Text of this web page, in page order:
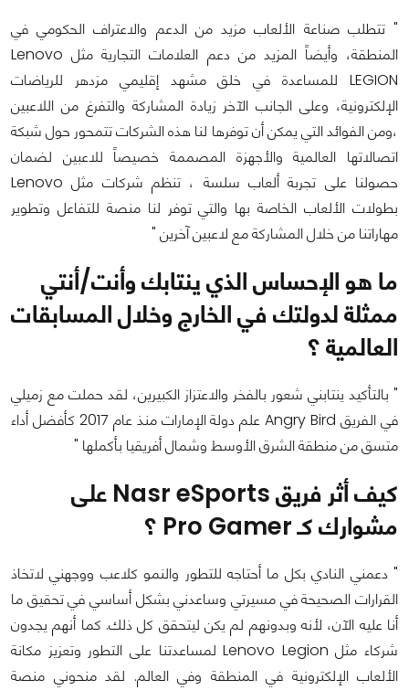
" تتطلب صناعة الألعاب مزيد من الدعم والاعتراف الحكومي في
المنطقة، وأيضاً المزيد من دعم العلامات التجارية مثل Lenovo
LEGION للمساعدة في خلق مشهد إقليمي مزدهر للرياضات
الإلكترونية، وعلى الجانب الآخر زيادة المشاركة والتفرغ من اللاعبين
،ومن الفوائد التي يمكن أن توفرها لنا هذه الشركات تتمحور حول شبكة
اتصالاتها العالمية والأجهزة المصممة خصيصاً للاعبين لضمان
حصولنا على تجربة ألعاب سلسة ، تنظم شركات مثل Lenovo
بطولات الألعاب الخاصة بها والتي توفر لنا منصة للتفاعل وتطوير
مهاراتنا من خلال المشاركة مع لاعبين آخرين "
ما هو الإحساس الذي ينتابك وأنت/أنتي
ممثلة لدولتك في الخارج وخلال المسابقات
العالمية ؟
" بالتأكيد ينتابني شعور بالفخر والاعتزاز الكبيرين، لقد حملت مع زميلي
في الفريق Angry Bird علم دولة الإمارات منذ عام 2017 كأفضل أداء
متسق من منطقة الشرق الأوسط وشمال أفريقيا بأكملها "
كيف أثر فريق Nasr eSports على
مشوارك كـ Pro Gamer ؟
" دعمني النادي بكل ما أحتاجه للتطور والنمو كلاعب ووجهني لاتخاذ
القرارات الصحيحة في مسيرتي وساعدني بشكل أساسي في تحقيق ما
أنا عليه الآن، لأنه وبدونهم لم يكن ليتحقق كل ذلك. كما أنهم يجدون
شركاء مثل Lenovo Legion لمساعدتنا على التطور وتعزيز مكانة
الألعاب الإلكترونية في المنطقة وفي العالم. لقد منحوني منصة